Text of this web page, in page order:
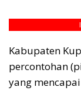
Kabupaten
percontohan
yang mencapai